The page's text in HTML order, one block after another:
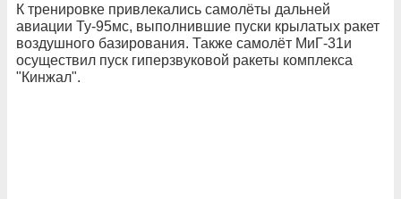
К тренировке привлекались самолёты дальней
авиации Ту-95мс, выполнившие пуски крылатых ракет
воздушного базирования. Также самолёт МиГ-31и
осуществил пуск гиперзвуковой ракеты комплекса
"Кинжал".